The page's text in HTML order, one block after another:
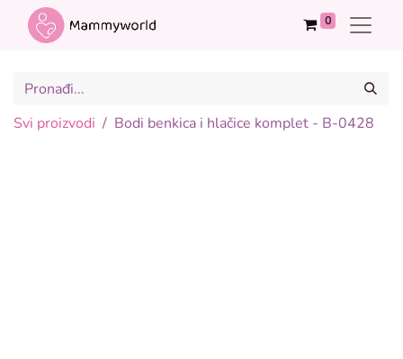
0
Svi proizvodi Bodi benkica i hlačice komplet - B-0428